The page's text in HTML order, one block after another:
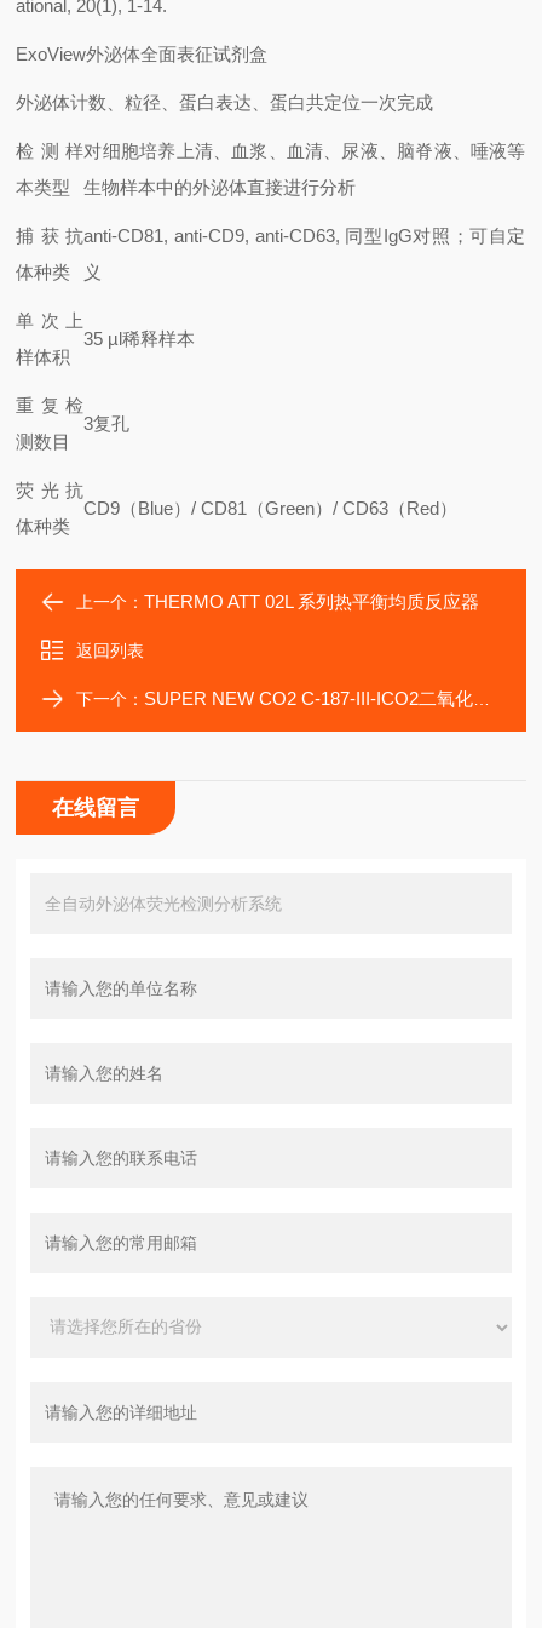
ational, 20(1), 1-14.
ExoView外泌体全面表征试剂盒
外泌体计数、粒径、蛋白表达、蛋白共定位一次完成
检测样
本类型
对细胞培养上清、血浆、血清、尿液、脑脊液、唾液等
生物样本中的外泌体直接进行分析
捕获抗
体种类
anti-CD81, anti-CD9, anti-CD63, 同型IgG对照；可自定
义
单次上
样体积
35 µl稀释样本
重复检
测数目
3复孔
荧光抗
体种类
CD9（Blue）/ CD81（Green）/ CD63（Red）
上一个：THERMO ATT 02L 系列热平衡均质反应器
返回列表
下一个： SUPER NEW CO2 C-187-III-ICO2二氧化碳恒温振荡细胞培养箱
在线留言